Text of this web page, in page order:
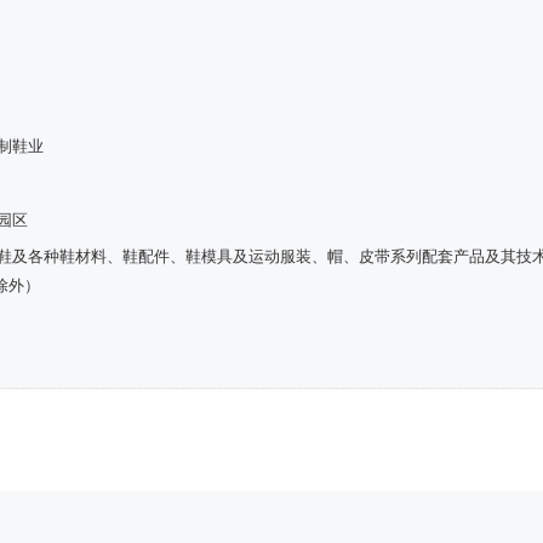
鞋业
区
及各种鞋材料、鞋配件、鞋模具及运动服装、帽、皮带系列配套产品及其技
）